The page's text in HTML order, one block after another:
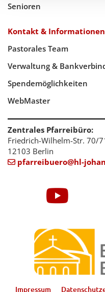
Senioren
Kontakt & Informationen
Pastorales Team
Verwaltung &
Spendemöglichkeiten
WebMaster
Zentrales Pfarreibüro:
Friedrich-Wilhelm-Str. 70/
12103 Berlin
 pfarreibuero@hl-
Impressum